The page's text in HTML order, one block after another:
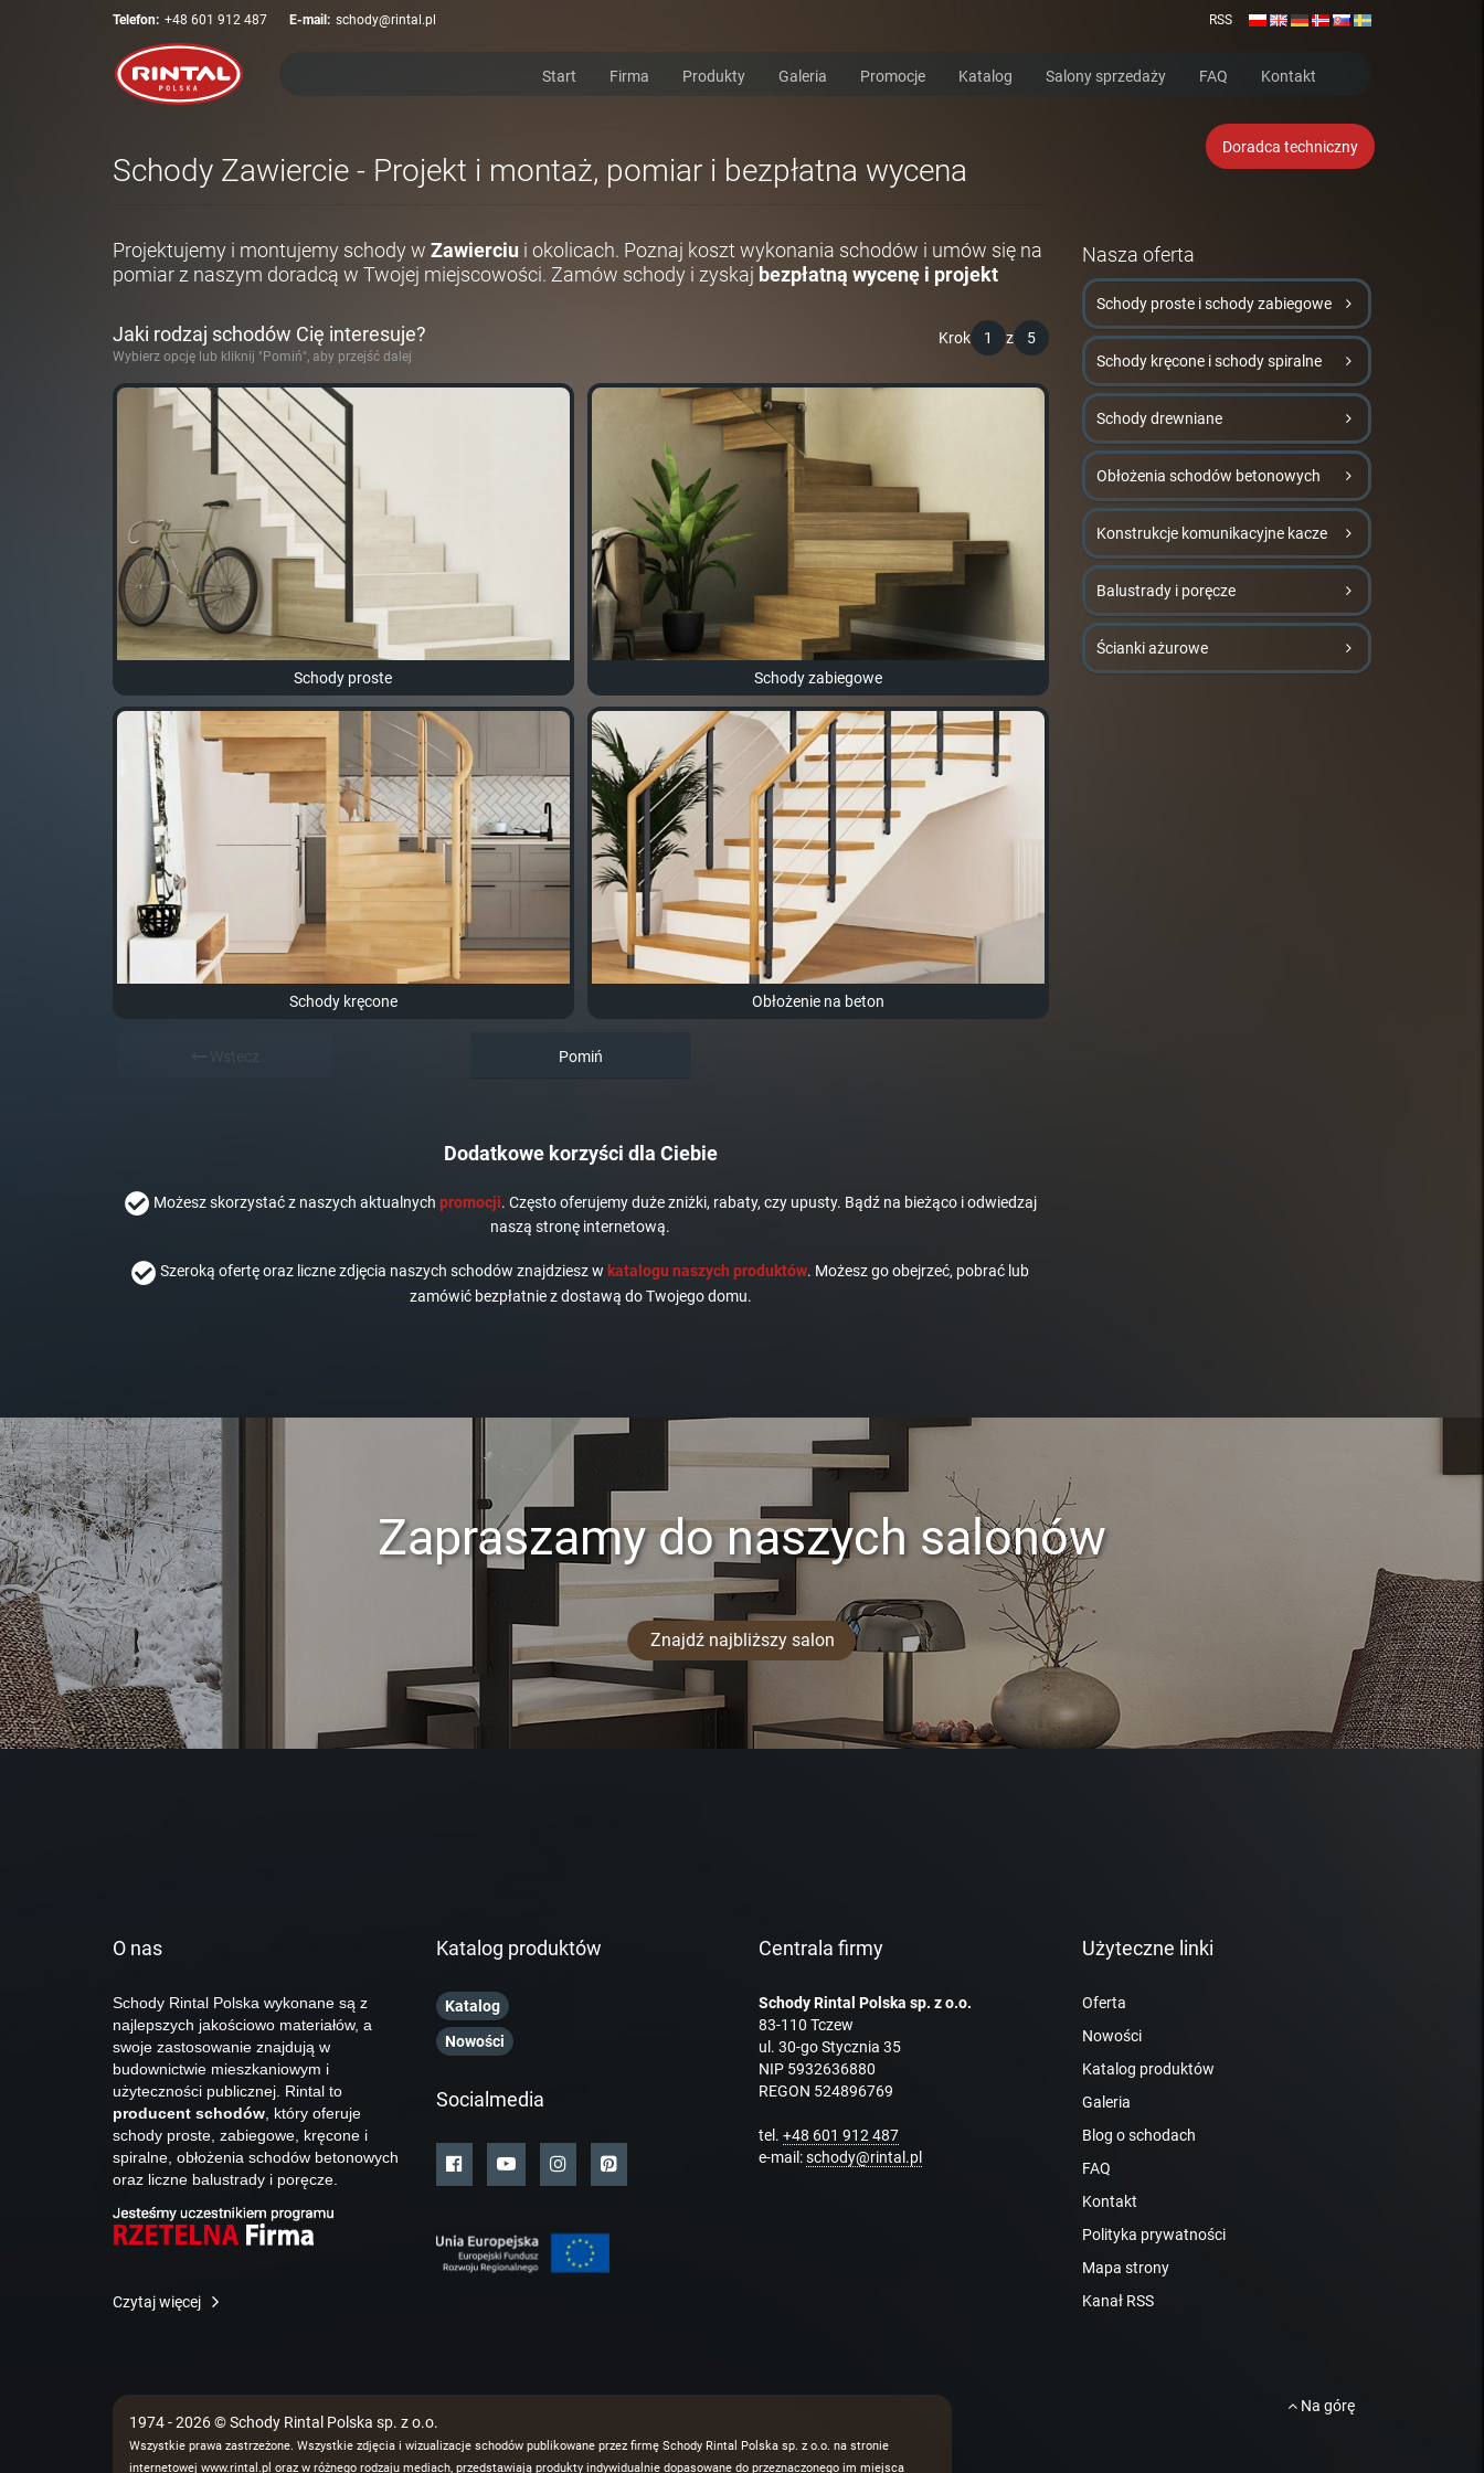
Telefon: +48 601 912 487 E-mail: schody@rintal.pl RSS
Start Firma Produkty Galeria Promocje Katalog Salony sprzedaży FAQ Kontakt
Doradca techniczny
Schody Zawiercie - Projekt i montaż, pomiar i bezpłatna wycena
Projektujemy i montujemy schody w Zawierciu i okolicach. Poznaj koszt wykonania schodów i umów się na
pomiar z naszym doradcą w Twojej miejscowości. Zamów schody i zyskaj bezpłatną wycenę i projekt
Krok 1 z 5
Jaki rodzaj schodów Cię interesuje?
Wybierz opcję lub kliknij "Pomiń", aby przejść dalej
Schody proste Schody zabiegowe
Schody kręcone Obłożenie na beton
Pomiń
Dodatkowe korzyści dla Ciebie
Możesz skorzystać z naszych aktualnych promocji. Często oferujemy duże zniżki, rabaty, czy upusty. Bądź na bieżąco i odwiedzaj
naszą stronę internetową.
Szeroką ofertę oraz liczne zdjęcia naszych schodów znajdziesz w katalogu naszych produktów. Możesz go obejrzeć, pobrać lub
zamówić bezpłatnie z dostawą do Twojego domu.
Nasza oferta
Schody proste i schody zabiegowe
Schody kręcone i schody spiralne
Schody drewniane
Obłożenia schodów betonowych
Konstrukcje komunikacyjne kacze
Balustrady i poręcze
Ścianki ażurowe
Zapraszamy do naszych salonów
Znajdź najbliższy salon
O nas
Schody Rintal Polska wykonane są z
najlepszych jakościowo materiałów, a
swoje zastosowanie znajdują w
budownictwie mieszkaniowym i
użyteczności publicznej. Rintal to
producent schodów , który oferuje
schody proste, zabiegowe, kręcone i
spiralne, obłożenia schodów betonowych
oraz liczne balustrady i poręcze.
Czytaj więcej
Katalog produktów
Katalog
Nowości
Socialmedia
Centrala firmy
Schody Rintal Polska sp. z o.o.
83-110 Tczew
ul. 30-go Stycznia 35
NIP 5932636880
REGON 524896769
tel. +48 601 912 487
e-mail:schody@rintal.pl
Użyteczne linki
Oferta
Nowości
Katalog produktów
Galeria
Blog o schodach
FAQ
Kontakt
Polityka prywatności
Mapa strony
Kanał RSS
1974 - 2026 © Schody Rintal Polska sp. z o.o.
Wszystkie prawa zastrzeżone. Wszystkie zdjęcia i wizualizacje schodów publikowane przez firmę Schody Rintal Polska sp. z o.o. na stronie
internetowej www.rintal.pl oraz w różnego rodzaju mediach, przedstawiają produkty indywidualnie dopasowane do przeznaczonego im miejsca
Na górę